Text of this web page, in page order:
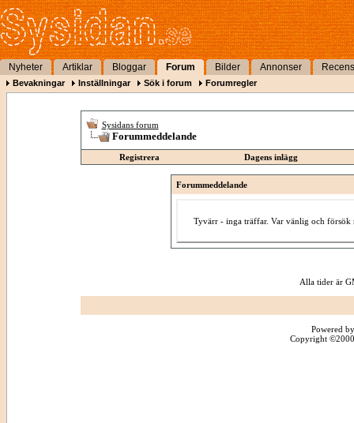
Nyheter Artiklar Bloggar Forum Bilder Annonser
Bevakningar Inställningar Sök i forum Forumregler
Sysidans forum
Forummeddelande
Registrera Dagens inlägg
Forummeddelande
Tyvärr - inga träffar. Var vänlig och försök
Alla tider är
Powered
Copyright